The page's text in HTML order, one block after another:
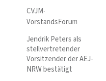
CVJM-
VorstandsForum
Jendrik Peters als
stellvertretender
Vorsitzender der AEJ-
NRW bestätigt